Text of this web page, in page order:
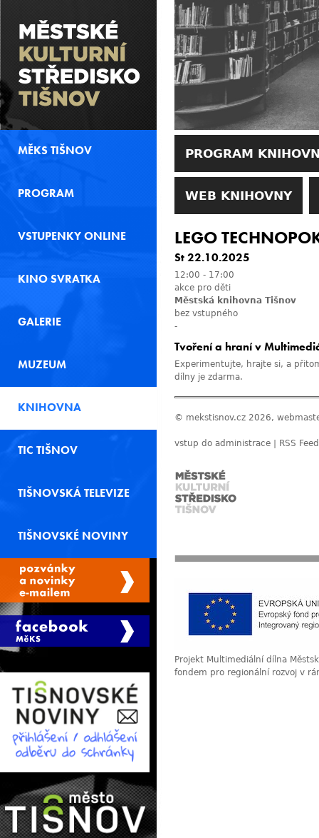
PROGRAM
WEB KNIHOVNY
LEGO
St 22.10.2025
12:00 - 17:00
akce pro děti
Městská knihovna Tišnov
bez vstupného
-
Tvoření a hraní v
Experimentujte, hrajte si, a
dílny je zdarma.
© mekstisnov.cz 2026,
vstup do administrace RSS Feed
Projekt Multimediální dílna
fondem pro regionální rozvoj v
MĚKS TIŠNOV
PROGRAM
VSTUPENKY ONLINE
KINO SVRATKA
GALERIE
MUZEUM
KNIHOVNA
TIC TIŠNOV
TIŠNOVSKÁ TELEVIZE
TIŠNOVSKÉ NOVINY